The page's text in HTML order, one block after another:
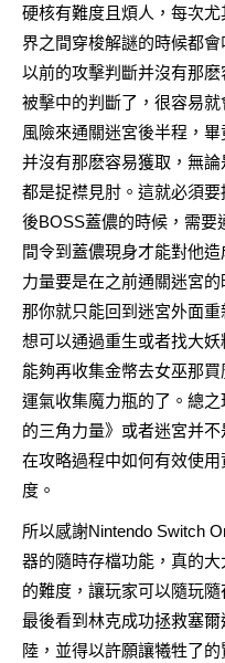
硬核有難度且煩人，每次
界之間穿梭解謎的時候都會
以前的攻擊判斷并沒有那
被擊中的判斷了，很容易
風險來通關迷宮後半程，
并沒有那麽容易獲取，無
都是捉襟見肘。這就必須
後BOSS蓋儂的時候，需要
間令到蓋儂現身才能對他
力量要是在之前通關迷宮的
那你就只能回到迷宮外面
想可以通過重生或者找大
能夠再收集金幣去女巫那
運氣收集魔力瓶的了。總
的三角力量》或者迷宮并
在攻略過程中如何有效使
度。
所以感謝Nintendo Switch
器的隨時存檔功能，真的
的難度，讓玩家可以隨玩隨
最後看到林克成功拯救塞
陸，並得以許願讓犧牲了的